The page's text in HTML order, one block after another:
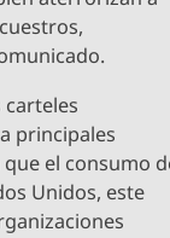
principales
el consumo
Unidos, este